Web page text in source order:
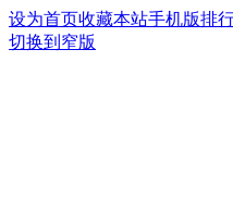
设为首页收藏本站手机版排
切换到窄版